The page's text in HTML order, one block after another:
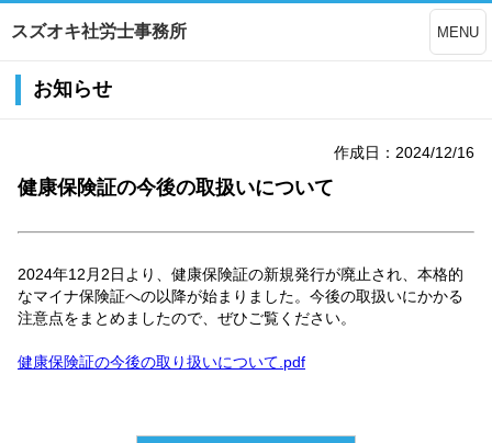
スズオキ社労士事務所 MENU
お知らせ
作成日：2024/12/16
健康保険証の今後の取扱いについて
2024年12月2日より、健康保険証の新規発行が廃止され、本格的
なマイナ保険証への以降が始まりました。今後の取扱いにかかる
注意点をまとめましたので、ぜひご覧ください。
健康保険証の今後の取り扱いについて.pdf